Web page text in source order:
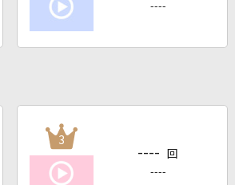
----
3
---- 回
----